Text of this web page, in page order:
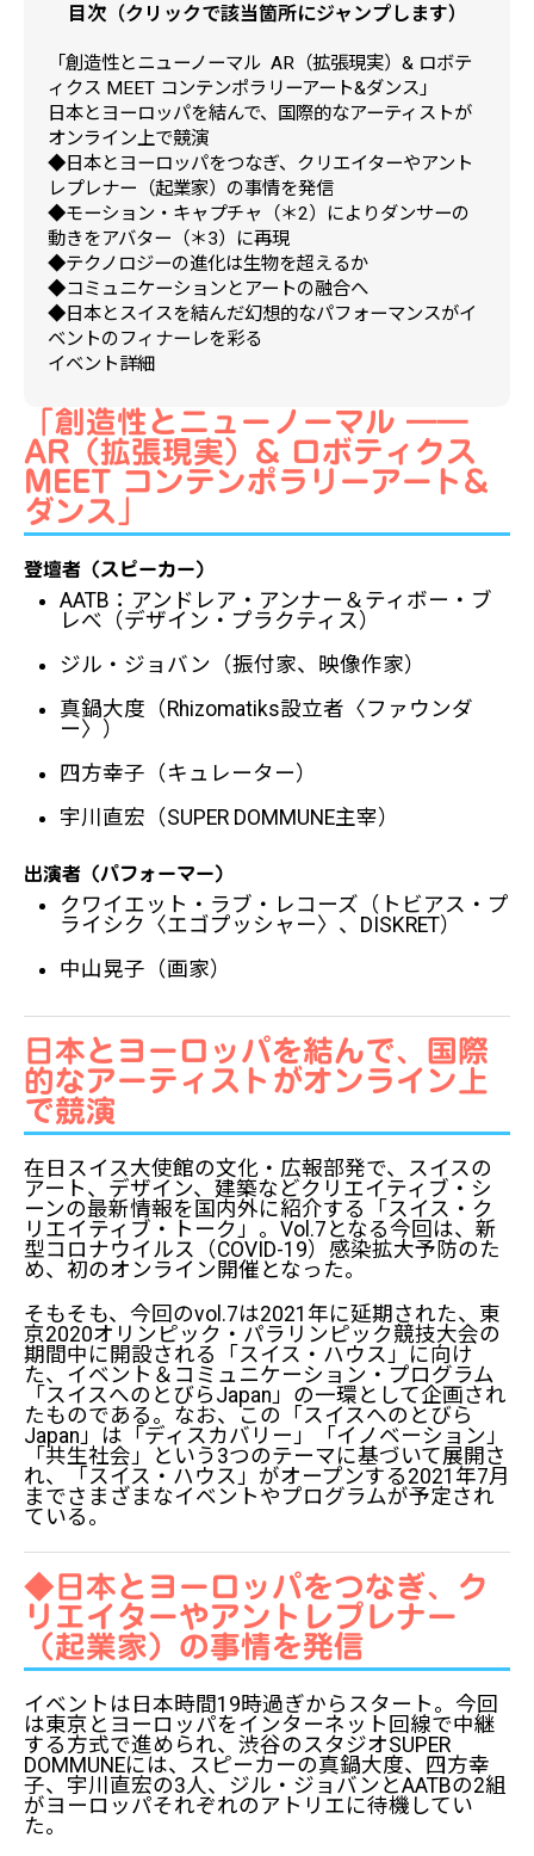
目次（クリックで該当箇所にジャンプします）
「創造性とニューノーマル ―― AR（拡張現実）& ロボテ
ィクス MEET コンテンポラリーアート&ダンス」
日本とヨーロッパを結んで、国際的なアーティストが
オンライン上で競演
◆日本とヨーロッパをつなぎ、クリエイターやアント
レプレナー（起業家）の事情を発信
◆モーション・キャプチャ（＊2）によりダンサーの
動きをアバター（＊3）に再現
◆テクノロジーの進化は生物を超えるか
◆コミュニケーションとアートの融合へ
◆日本とスイスを結んだ幻想的なパフォーマンスがイ
ベントのフィナーレを彩る
イベント詳細
「創造性とニューノーマル ――
AR（拡張現実）& ロボティクス
MEET コンテンポラリーアート&
ダンス」
登壇者（スピーカー）
AATB：アンドレア・アンナー＆ティボー・ブ
レべ（デザイン・プラクティス）
ジル・ジョバン（振付家、映像作家）
真鍋大度（Rhizomatiks設立者〈ファウンダ
ー〉）
四方幸子（キュレーター）
宇川直宏（SUPER DOMMUNE主宰）
出演者（パフォーマー）
クワイエット・ラブ・レコーズ（トビアス・プ
ライシク〈エゴプッシャー〉、DISKRET）
中山晃子（画家）
日本とヨーロッパを結んで、国際
的なアーティストがオンライン上
で競演
在日スイス大使館の文化・広報部発で、スイスの
アート、デザイン、建築などクリエイティブ・シ
ーンの最新情報を国内外に紹介する「スイス・ク
リエイティブ・トーク」。Vol.7となる今回は、新
型コロナウイルス（COVID-19）感染拡大予防のた
め、初のオンライン開催となった。
そもそも、今回のvol.7は2021年に延期された、東
京2020オリンピック・パラリンピック競技大会の
期間中に開設される「スイス・ハウス」に向け
た、イベント＆コミュニケーション・プログラム
「スイスへのとびら――Japan」の一環として企画され
たものである。なお、この「スイスへのとびら
――Japan」は「ディスカバリー」「イノベーション」
「共生社会」という3つのテーマに基づいて展開さ
れ、「スイス・ハウス」がオープンする2021年7月
までさまざまなイベントやプログラムが予定され
ている。
◆日本とヨーロッパをつなぎ、ク
リエイターやアントレプレナー
（起業家）の事情を発信
イベントは日本時間19時過ぎからスタート。今回
は東京とヨーロッパをインターネット回線で中継
する方式で進められ、渋谷のスタジオSUPER
DOMMUNEには、スピーカーの真鍋大度、四方幸
子、宇川直宏の3人、ジル・ジョバンとAATBの2組
がヨーロッパそれぞれのアトリエに待機してい
た。